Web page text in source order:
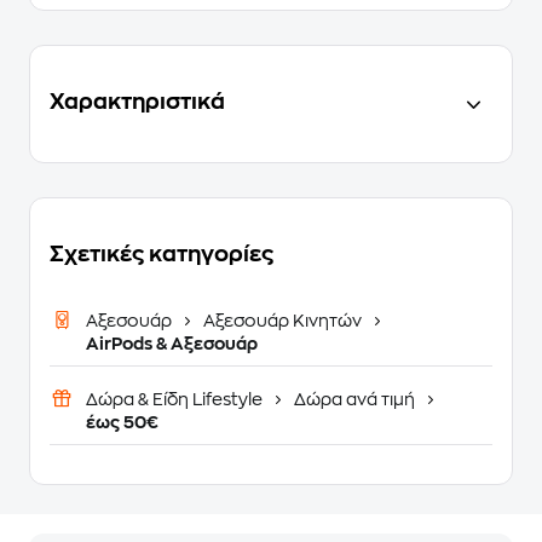
Χαρακτηριστικά
Σχετικές κατηγορίες
Αξεσουάρ
Αξεσουάρ Κινητών
AirPods & Αξεσουάρ
Δώρα & Είδη Lifestyle
Δώρα ανά τιμή
έως 50€